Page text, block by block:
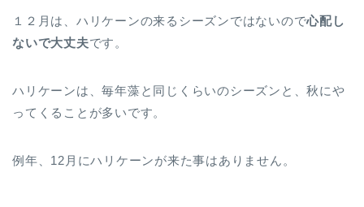
１２月は、ハリケーンの来るシーズンではないので心配し
ないで大丈夫です。
ハリケーンは、毎年藻と同じくらいのシーズンと、秋にや
ってくることが多いです。
例年、12月にハリケーンが来た事はありません。